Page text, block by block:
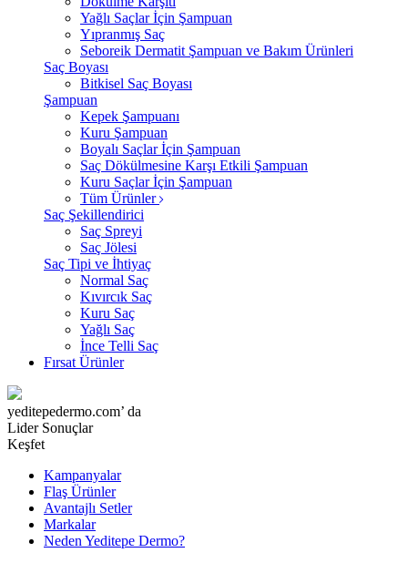
Yağlı Saçlar İçin Şampuan
Yıpranmış Saç
Seboreik Dermatit Şampuan ve Bakım Ürünleri
Saç Boyası
Bitkisel Saç Boyası
Şampuan
Kepek Şampuanı
Kuru Şampuan
Boyalı Saçlar İçin Şampuan
Saç Dökülmesine Karşı Etkili Şampuan
Kuru Saçlar İçin Şampuan
Tüm Ürünler
Saç Şekillendirici
Saç Spreyi
Saç Jölesi
Saç Tipi ve İhtiyaç
Normal Saç
Kıvırcık Saç
Kuru Saç
Yağlı Saç
İnce Telli Saç
Fırsat Ürünler
yeditepedermo.com’ da
Lider Sonuçlar
Keşfet
Kampanyalar
Flaş Ürünler
Avantajlı Setler
Markalar
Neden Yeditepe Dermo?